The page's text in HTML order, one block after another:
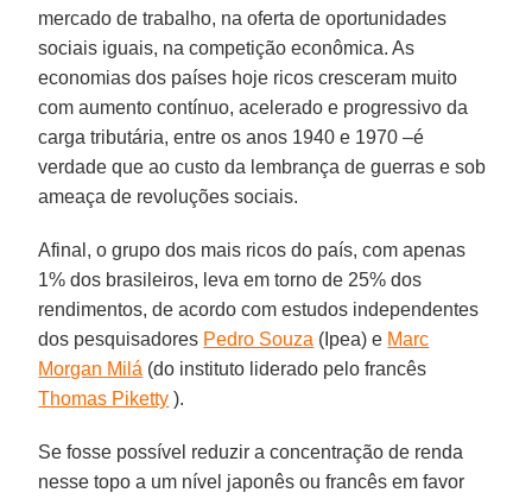
mercado de trabalho, na oferta de oportunidades
sociais iguais, na competição econômica. As
economias dos países hoje ricos cresceram muito
com aumento contínuo, acelerado e progressivo da
carga tributária, entre os anos 1940 e 1970 –é
verdade que ao custo da lembrança de guerras e sob
ameaça de revoluções sociais.
Afinal, o grupo dos mais ricos do país, com apenas
1% dos brasileiros, leva em torno de 25% dos
rendimentos, de acordo com estudos independentes
dos pesquisadores Pedro Souza (Ipea) e Marc
Morgan Milá (do instituto liderado pelo francês
Thomas Piketty ).
Se fosse possível reduzir a concentração de renda
nesse topo a um nível japonês ou francês em favor